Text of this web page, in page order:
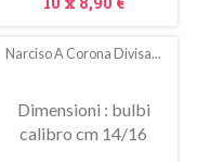
Narciso A Corona Divisa...
Dimensioni : bulbi
calibro cm 14/16